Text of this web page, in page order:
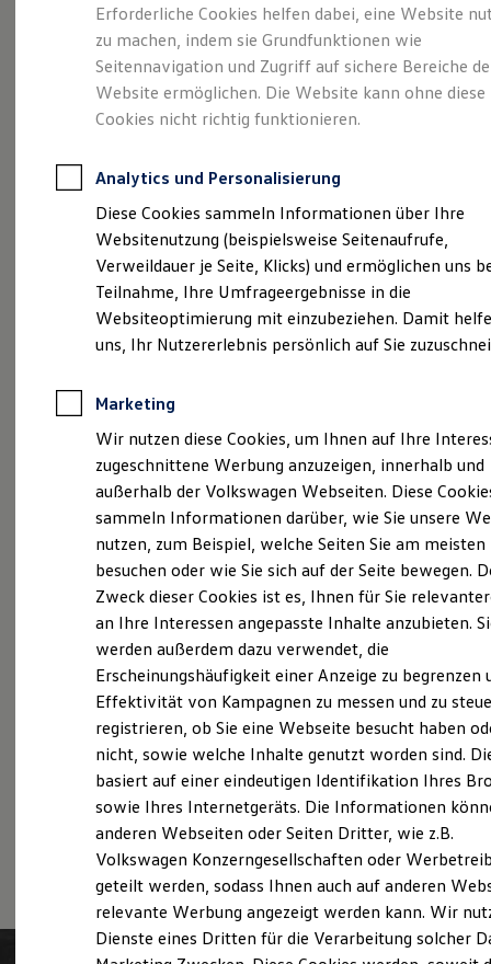
Leasing
Leasing-Angebote
Gebrauchtwagen Leasing
Junge Gebrauchtwagen-Leasing
Elektroauto Leasing
Kleinwagen-Leasing
Leasing ohne Anzahlung
Autokredit mit Schlussrate
Versicherungen und Garantien
Kfz-Versicherung
Restschuldversicherungen
Garantien
Wartungsverträge
Geschäftskunden
Professional Class bei Volkswagen
Großkunden
Behörden
Anpfiff zum Gewinn
Elektroautos
ID. Tutorials
Elektrofahrzeugkonzepte
Reichweite
Reichweite der ID. Modelle
Reichweite im Winter
Laden
Laden unterwegs
Laden Zuhause
Ladezeitensimulator
Batterie
Sicherheit
Garantie und Lebensdauer
Nachhaltigkeit
Technologie
Kosten und Kauf
Verbrauchskosten
Kaufoptionen
E-Auto-Förderung
Software und Konnektivität
Die ID. Software 6
ID. Software Versionen und Updates
Digitale Extras
Schnittstellen zu Ihrem ID.
Der T-Roc
Impressum & Rechtliches
Probefahrt vereinbaren
Fahrzeugangebot anfordern
Servicetermin buchen
Serviceanfrage stellen
Erforderliche Cookies helfen dabei, eine Website
zu machen, indem sie Grundfunktionen wie
Seitennavigation und Zugriff auf sichere Bereiche
Website ermöglichen. Die Website kann ohne diese
Cookies nicht richtig funktionieren.
Analytics und Personalisierung
Diese Cookies sammeln Informationen über Ihre
Websitenutzung (beispielsweise Seitenaufrufe,
Verweildauer je Seite, Klicks) und ermöglichen uns
Teilnahme, Ihre Umfrageergebnisse in die
Websiteoptimierung mit einzubeziehen. Damit
uns, Ihr Nutzererlebnis persönlich auf Sie
Marketing
Wir nutzen diese Cookies, um Ihnen auf Ihre
zugeschnittene Werbung anzuzeigen, innerhalb und
außerhalb der Volkswagen Webseiten. Diese
sammeln Informationen darüber, wie Sie unsere
nutzen, zum Beispiel, welche Seiten Sie am meisten
besuchen oder wie Sie sich auf der Seite bewegen.
Zweck dieser Cookies ist es, Ihnen für Sie
an Ihre Interessen angepasste Inhalte anzubieten.
werden außerdem dazu verwendet, die
Erscheinungshäufigkeit einer Anzeige zu begrenzen
Effektivität von Kampagnen zu messen und zu
registrieren, ob Sie eine Webseite besucht haben
nicht, sowie welche Inhalte genutzt worden sind.
basiert auf einer eindeutigen Identifikation Ihres
sowie Ihres Internetgeräts. Die Informationen
anderen Webseiten oder Seiten Dritter, wie z.B.
Volkswagen Konzerngesellschaften oder
geteilt werden, sodass Ihnen auch auf anderen
relevante Werbung angezeigt werden kann. Wir
Dienste eines Dritten für die Verarbeitung solcher